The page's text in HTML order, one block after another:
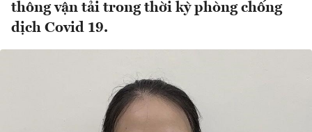
thông vận tải trong thời kỳ phòng chống
dịch Covid 19.